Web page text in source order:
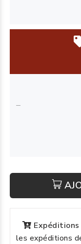
les expéditions